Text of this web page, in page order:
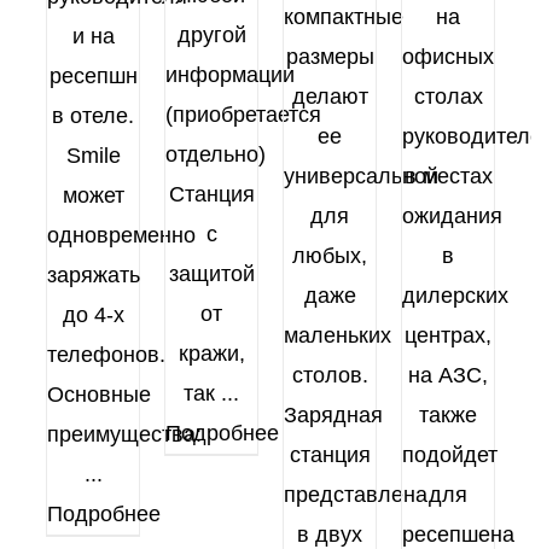
и на
ресепшн
в отеле.
Smile
может
одновременно
заряжать
до 4-х
телефонов.
Основные
преимущества:
...
Подробнее
другой
информации
(приобретается
отдельно)
Станция
с
защитой
от
кражи,
так ...
Подробнее
компактные
размеры
делают
ее
универсальной
для
любых,
даже
маленьких
столов.
Зарядная
станция
представлена
в двух
на
офисных
столах
в местах
ожидания
в
дилерских
центрах,
на АЗС,
также
подойдет
для
ресепшена